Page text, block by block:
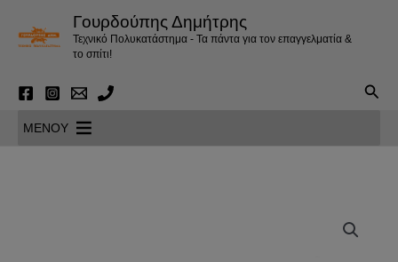
περιεχόμενο
Γουρδούπης Δημήτρης
Τεχνικό Πολυκατάστημα - Τα πάντα για τον επαγγελματία &
το σπίτι!
MENOY